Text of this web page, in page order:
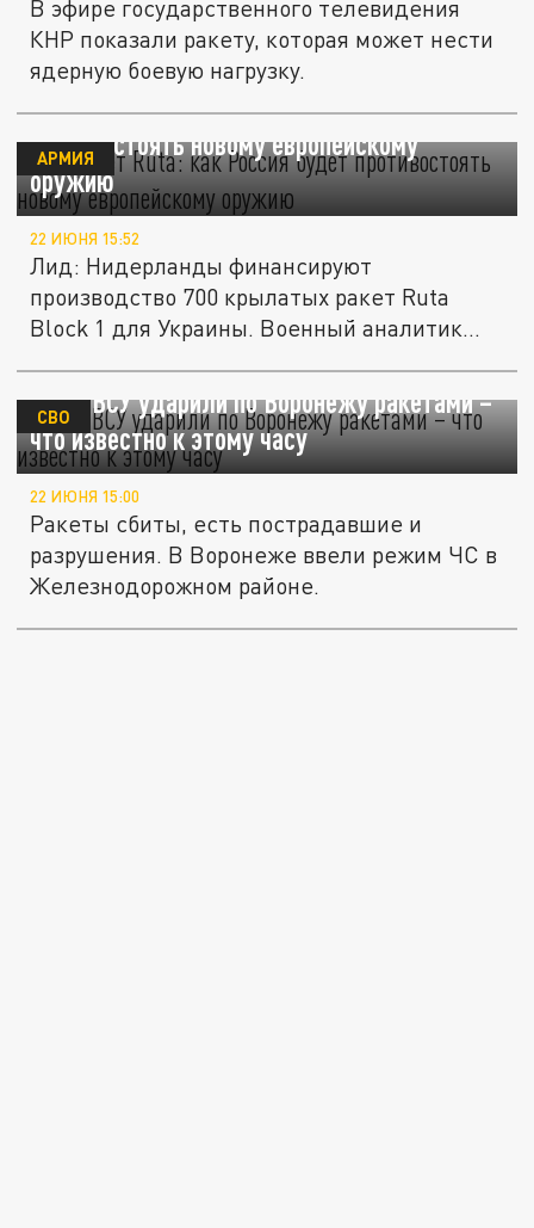
В эфире государственного телевидения
КНР показали ракету, которая может нести
ядерную боевую нагрузку.
700 ракет Ruta: как Россия будет
противостоять новому европейскому
оружию
АРМИЯ
22 ИЮНЯ 15:52
Лид: Нидерланды финансируют
производство 700 крылатых ракет Ruta
Block 1 для Украины. Военный аналитик
Baza: ВСУ ударили по Воронежу ракетами –
что известно к этому часу
СВО
22 ИЮНЯ 15:00
Ракеты сбиты, есть пострадавшие и
разрушения. В Воронеже ввели режим ЧС в
Железнодорожном районе.